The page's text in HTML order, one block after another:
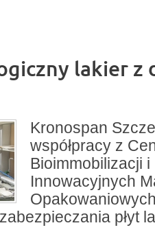
lakier z
Kronospan
współpracy z
Bioimmobilizacji i
Innowacyjnych
płyt